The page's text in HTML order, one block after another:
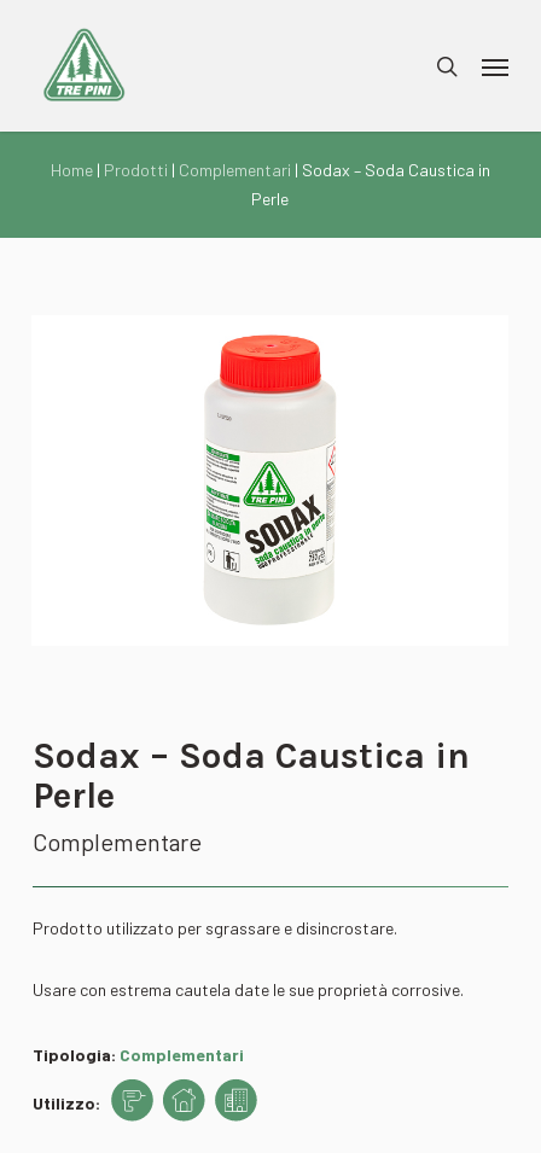
content
Menu
Home| Prodotti | Complementari | Sodax – Soda Caustica in
Perle
Sodax – Soda Caustica in
Perle
Complementare
Prodotto utilizzato per sgrassare e disincrostare.
Usare con estrema cautela date le sue proprietà corrosive.
Tipologia: Complementari
Utilizzo: